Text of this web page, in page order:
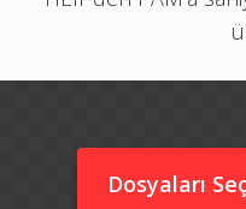
Dosyaları